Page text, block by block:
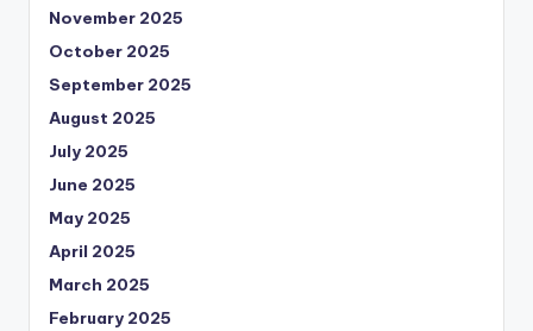
November 2025
October 2025
September 2025
August 2025
July 2025
June 2025
May 2025
April 2025
March 2025
February 2025